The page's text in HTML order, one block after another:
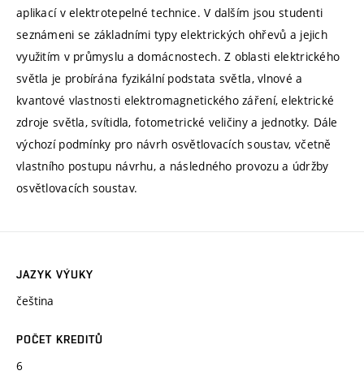
aplikací v elektrotepelné technice. V dalším jsou studenti
seznámeni se základními typy elektrických ohřevů a jejich
využitím v průmyslu a domácnostech. Z oblasti elektrického
světla je probírána fyzikální podstata světla, vlnové a
kvantové vlastnosti elektromagnetického záření, elektrické
zdroje světla, svítidla, fotometrické veličiny a jednotky. Dále
výchozí podmínky pro návrh osvětlovacích soustav, včetně
vlastního postupu návrhu, a následného provozu a údržby
osvětlovacích soustav.
JAZYK VÝUKY
čeština
POČET KREDITŮ
6